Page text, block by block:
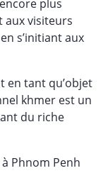
plus
aux visiteurs
s’initiant aux
en tant qu’objet
khmer est un
du riche
Phnom Penh